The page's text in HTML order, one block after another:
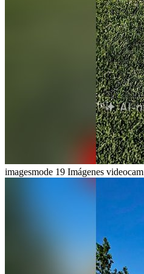
imagesmode 19 Imágenes videocam